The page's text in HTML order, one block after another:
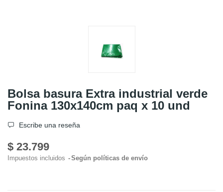
Bolsa basura Extra industrial verde
Fonina 130x140cm paq x 10 und
Escribe una reseña
$ 23.799
Impuestos incluidos Según políticas de envío